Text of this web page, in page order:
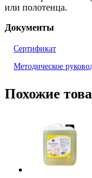
или полотенца.
Документы
Сертификат
Методическое
Похожие